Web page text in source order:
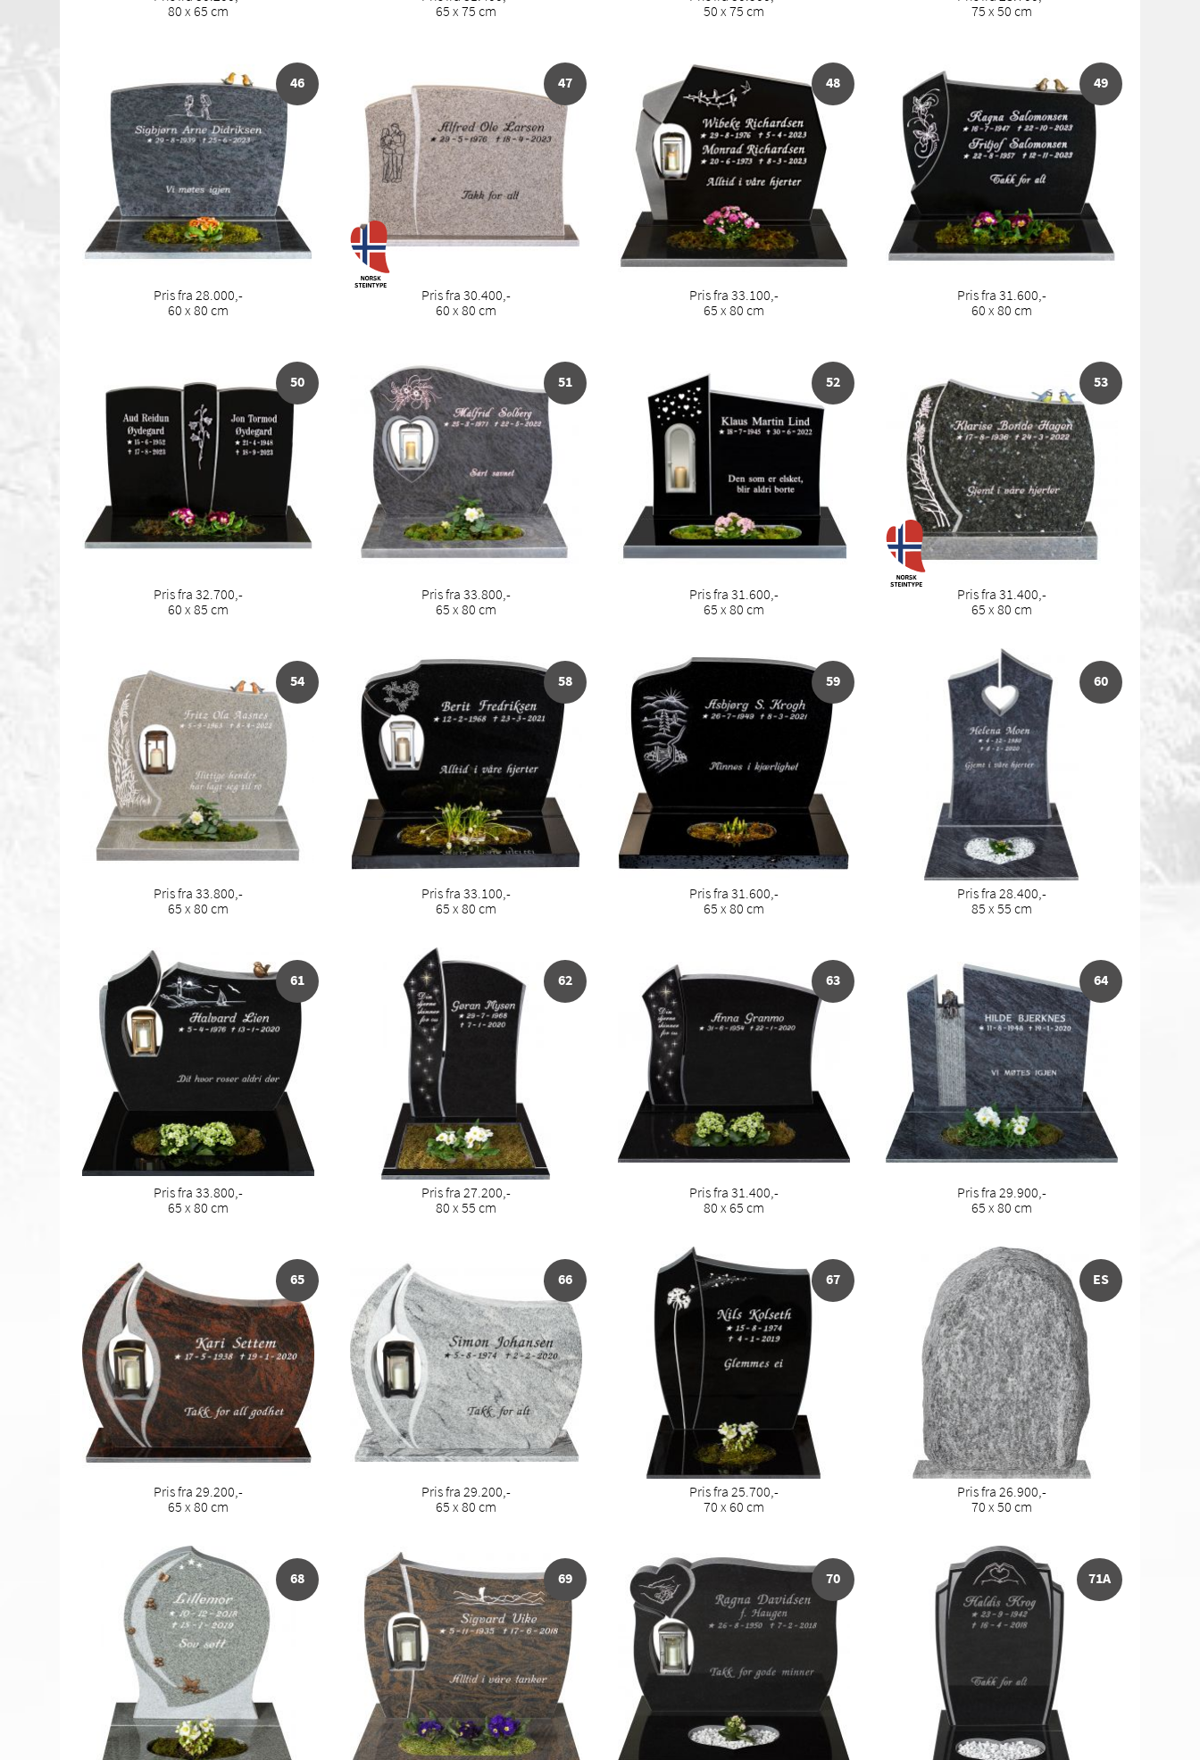
80 x 65 cm
65 x 75 cm
50 x 75 cm
75 x 50 cm
46
Pris fra 28.000,-
60 x 80 cm
47
Pris fra 30.400,-
60 x 80 cm
48
Pris fra 33.100,-
65 x 80 cm
49
Pris fra 31.600,-
60 x 80 cm
50
Pris fra 32.700,-
60 x 85 cm
51
Pris fra 33.800,-
65 x 80 cm
52
Pris fra 31.600,-
65 x 80 cm
53
Pris fra 31.400,-
65 x 80 cm
54
Pris fra 33.800,-
65 x 80 cm
58
Pris fra 33.100,-
65 x 80 cm
59
Pris fra 31.600,-
65 x 80 cm
60
Pris fra 28.400,-
85 x 55 cm
61
Pris fra 33.800,-
65 x 80 cm
62
Pris fra 27.200,-
80 x 55 cm
63
Pris fra 31.400,-
80 x 65 cm
64
Pris fra 29.900,-
65 x 80 cm
65
Pris fra 29.200,-
65 x 80 cm
66
Pris fra 29.200,-
65 x 80 cm
67
Pris fra 25.700,-
70 x 60 cm
ES
Pris fra 26.900,-
70 x 50 cm
68 69 70 71A